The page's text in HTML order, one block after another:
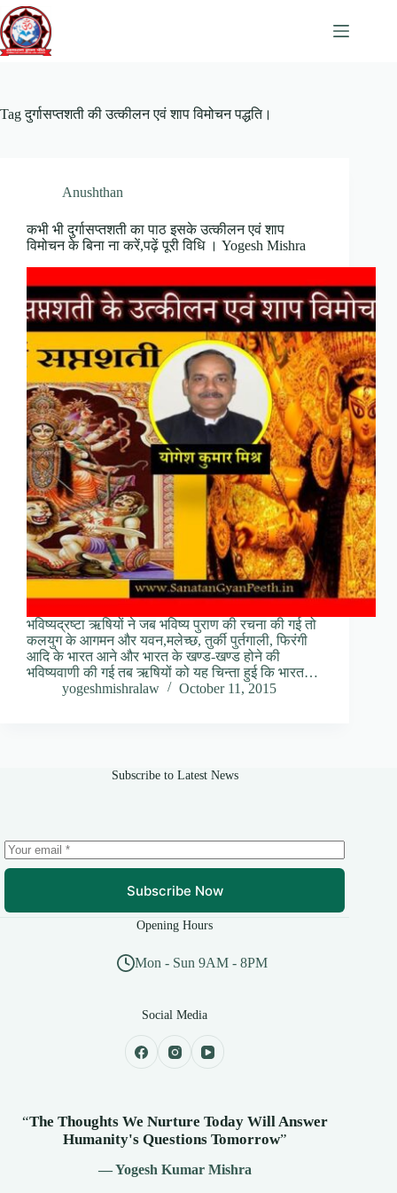
Skip
to
content
Tagदुर्गासप्तशती की उत्कीलन एवं शाप विमोचन पद्धति।
Anushthan
कभी भी दुर्गासप्तशती का पाठ इसके उत्कीलन एवं शाप
विमोचन के बिना ना करें,पढ़ें पूरी विधि । Yogesh Mishra
भविष्यद्रष्टा ऋषियों ने जब भविष्य पुराण की रचना की गई तो
कलयुग के आगमन और यवन,मलेच्छ, तुर्की पुर्तगाली, फिरंगी
आदि के भारत आने और भारत के खण्ड-खण्ड होने की
भविष्यवाणी की गई तब ऋषियों को यह चिन्ता हुई कि भारत…
yogeshmishralaw
October 11, 2015
Subscribe to Latest News
Subscribe Now
Opening Hours
Mon - Sun 9AM - 8PM
Social Media
“The Thoughts We Nurture Today Will Answer
Humanity's Questions Tomorrow”
— Yogesh Kumar Mishra